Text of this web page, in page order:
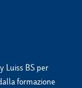
Luiss BS per
formazione